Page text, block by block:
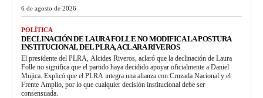
6 de agosto de 2026
POLÍTICA
DECLINACIÓN DE LAURA FOLLE NO MODIFICA LA POSTURA
INSTITUCIONAL DEL PLRA, ACLARA RIVEROS
El presidente del PLRA, Alcides Riveros, aclaró que la declinación de Laura
Folle no significa que el partido haya decidido apoyar oficialmente a Daniel
Mujica. Explicó que el PLRA integra una alianza con Cruzada Nacional y el
Frente Amplio, por lo que cualquier decisión institucional debe ser
consensuada.